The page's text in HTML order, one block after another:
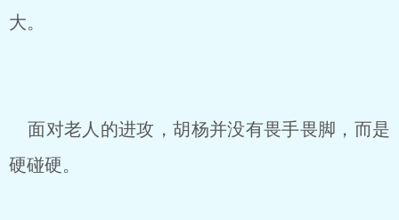
大。
面对老人的进攻，胡杨并没有畏手畏脚，而是
硬碰硬。